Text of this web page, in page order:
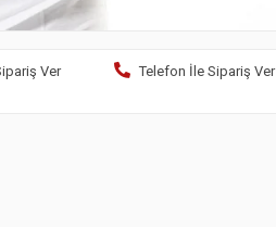
Ver Telefon İle Sipariş Ver